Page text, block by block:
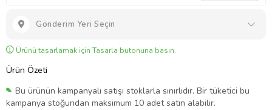
Gönderim Yeri Seçin
Ürünü tasarlamak için Tasarla butonuna basın.
Ürün Özeti
Bu ürünün kampanyalı satışı stoklarla sınırlıdır. Bir tüketici bu
kampanya stoğundan maksimum 10 adet satın alabilir.